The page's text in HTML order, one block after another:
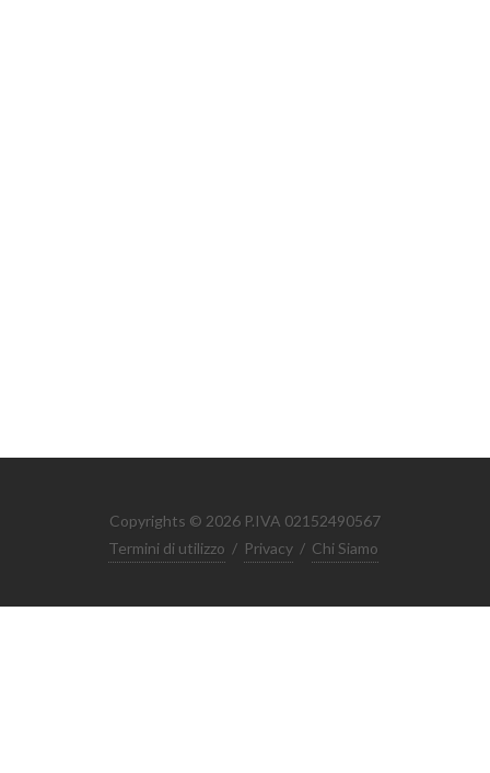
Copyrights © 2026 P.IVA 02152490567
Termini di utilizzo / Privacy / Chi Siamo